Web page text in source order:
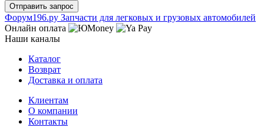
Фoрум196.ру Запчасти для легковых и грузовых автомобилей
Онлайн оплата
Наши каналы
Каталог
Возврат
Доставка и оплата
Клиентам
О компании
Контакты